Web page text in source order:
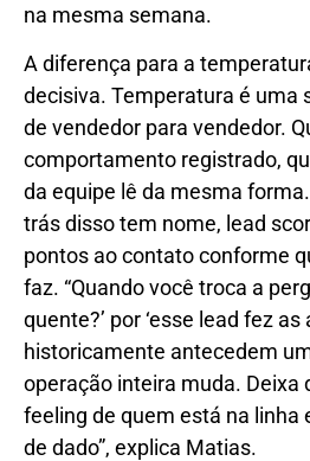
na mesma semana.
A diferença para a
decisiva. Temperatura é uma
de vendedor para vendedor.
comportamento registrado,
da equipe lê da mesma
trás disso tem nome, lead
pontos ao contato conforme
faz. “Quando você troca a
quente?’ por ‘esse lead fez as
historicamente antecedem
operação inteira muda. Deixa
feeling de quem está na linha
de dado”, explica Matias.